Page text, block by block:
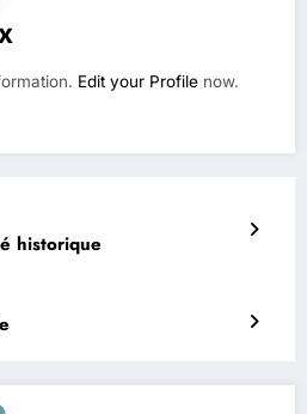
Edit your Profile now.
historique